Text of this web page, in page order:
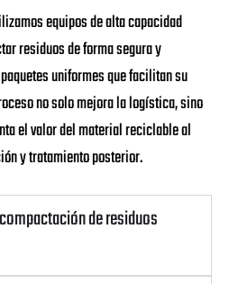
equipos de alta capacidad
residuos de forma segura y
uniformes que facilitan su
no solo mejora la logística, sino
el valor del material reciclable al
y tratamiento posterior.
de residuos